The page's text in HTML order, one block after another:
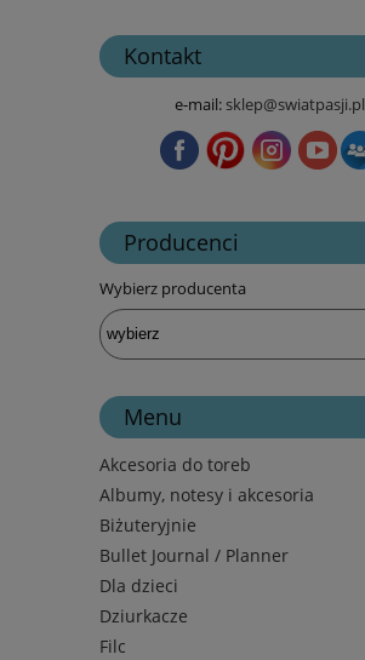
Kontakt
e-mail:sklep@swiatpasji.pl
Producenci
Wybierz producenta
Menu
Akcesoria do toreb
Albumy, notesy i akcesoria
Biżuteryjnie
Bullet Journal / Planner
Dla dzieci
Dziurkacze
Filc